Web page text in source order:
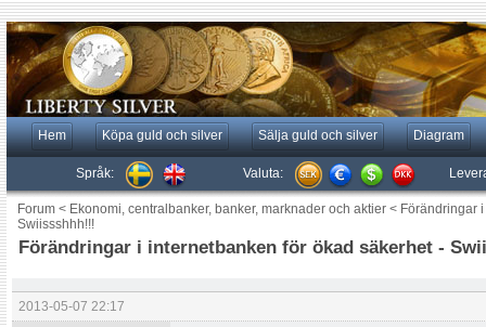
Hem Köpa guld och silver Sälja guld och silver Diagram
Språk: Valuta:
Forum < Ekonomi, centralbanker, banker, marknader och aktier < Förändringar
Swiissshhh!!!
Förändringar i internetbanken för ökad säkerhet -
2013-05-07 22:17